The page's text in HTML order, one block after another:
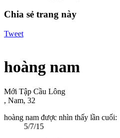
Chia sẻ trang này
Tweet
hoàng nam
Mới Tập Cầu Lông
, Nam, 32
hoàng nam được nhìn thấy lần cuối:
5/7/15